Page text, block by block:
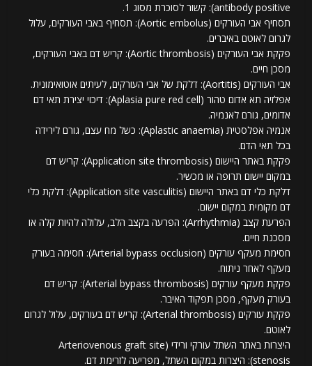
antibody positive): קשור לסוכרת מסוג 1.
תסחיף אבי העורקים (Aortic embolus): תסחיף באבי העורקים, עלול
לגרום לאוטם באיברים.
פקקת אבי העורקים (Aortic thrombosis): קריש דם באבי העורקים,
מסכן חיים.
אבי העורקים (Aortitis): דלקת של אבי העורקים, לעיתים אוטואימונית.
אפלזיה תא אדום טהור (Aplasia pure red cell): דיכוי יצירת תאי דם
אדומים, גורם לאנמיה.
אנמיה אפלסטית (Aplastic anaemia): כשל מח עצם, גורם לירידה
בכל תאי הדם.
פקקת באתר היישום (Application site thrombosis): קריש דם
במקום יישום תרופה או מכשיר.
דלקת כלי דם באתר היישום (Application site vasculitis): דלקת כלי
דם מקומית במקום יישום.
הפרעת קצב (Arrhythmia): הפרעה בקצב הלב, עלולה להיות קלה או
מסכנת חיים.
חסימת מעקף עורקים (Arterial bypass occlusion): חסימה בעורק
מעקף לאחר ניתוח.
פקקת מעקף עורקים (Arterial bypass thrombosis): קריש דם
בעורק מעקף, מסכן תפקוד האיבר.
פקקת עורקים (Arterial thrombosis): קריש דם בעורקים, עלול לגרום
לאוטם.
היצרות באתר השתל עורקי ורידי (Arteriovenous graft site
stenosis): היצרות במקום השתל, מפריעה לזרימת דם.